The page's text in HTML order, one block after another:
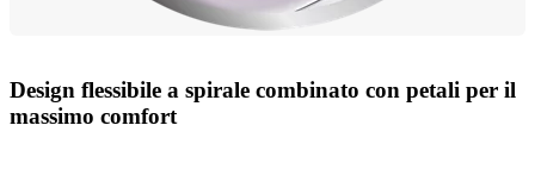
Design flessibile a spirale combinato con petali per il
massimo comfort